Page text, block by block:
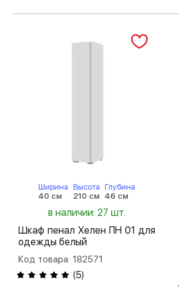
Ширина
40 см
Высота
210 см
Глубина
46 см
в наличии: 27 шт.
Шкаф пенал Хелен ПН 01 для
одежды белый
Код товара: 182571
(5)